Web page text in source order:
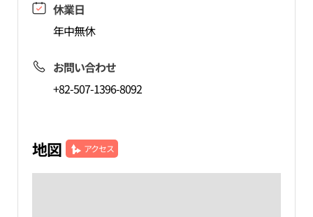
休業日
年中無休
お問い合わせ
+82-507-1396-8092
地図 アクセス